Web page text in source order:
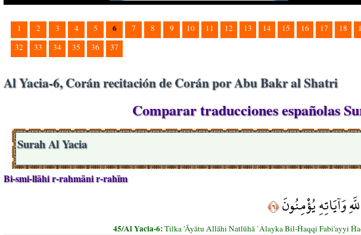
1 2 3 4 5 6 7 8 9 10 11 12 13 14 15 16 17 18
32
33 34 35 36 37
Al Yacia-6, Corán recitación de Corán por Abu Bakr al Shatri
Comparar traducciones españolas
Surah Al Yacia
Bi-smi-llāhi r-rahmāni r-rahīm
وَآيَاتِهِ يُؤْمِنُونَ﴿٦﴾
45/Al Yacia-6:Tilka 'Āyātu Allāhi Natlūhā `Alayka Bil-Ĥaqqi Fabi'ayyi